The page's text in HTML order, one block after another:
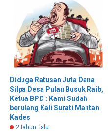
Diduga Ratusan Juta Dana
Silpa Desa Pulau Busuk Raib,
Ketua BPD : Kami Sudah
berulang Kali Surati Mantan
Kades
2 tahun lalu